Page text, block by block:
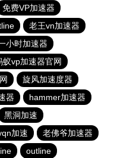
免费VP加速器
老王vn加速器
小时加速器
蚁vp加速器官网
旋风加速度器
器
hammer加速器
黑洞加速
加速
老佛爷加速器
outline